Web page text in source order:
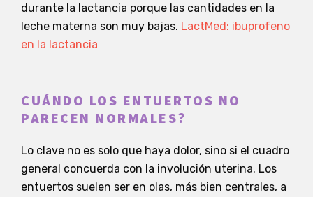
durante la lactancia porque las cantidades en la
leche materna son muy bajas. LactMed: ibuprofeno
en la lactancia
CUÁNDO LOS ENTUERTOS NO
PARECEN NORMALES?
Lo clave no es solo que haya dolor, sino si el cuadro
general concuerda con la involución uterina. Los
entuertos suelen ser en olas, más bien centrales, a